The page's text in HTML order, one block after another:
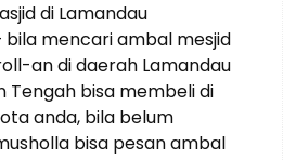
di Lamandau
bila mencari ambal mesjid
an di daerah Lamandau
Tengah bisa membeli di
anda, bila belum
bisa pesan ambal